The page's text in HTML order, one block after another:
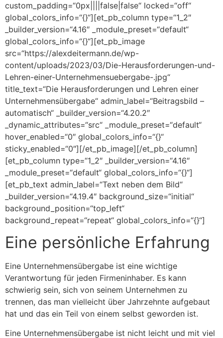
custom_padding=“0px||||false|false“ locked=“off“
global_colors_info=“{}“][et_pb_column type=“1_2″
_builder_version=“4.16″ _module_preset=“default“
global_colors_info=“{}“][et_pb_image
src=“https://alexdeitermann.de/wp-
content/uploads/2023/03/Die-Herausforderungen-und-
Lehren-einer-Unternehmensuebergabe-.jpg“
title_text=“Die Herausforderungen und Lehren einer
Unternehmensübergabe“ admin_label=“Beitragsbild –
automatisch“ _builder_version=“4.20.2″
_dynamic_attributes=“src“ _module_preset=“default“
hover_enabled=“0″ global_colors_info=“{}“
sticky_enabled=“0″][/et_pb_image][/et_pb_column]
[et_pb_column type=“1_2″ _builder_version=“4.16″
_module_preset=“default“ global_colors_info=“{}“]
[et_pb_text admin_label=“Text neben dem Bild“
_builder_version=“4.19.4″ background_size=“initial“
background_position=“top_left“
background_repeat=“repeat“ global_colors_info=“{}“]
Eine persönliche Erfahrung
Eine Unternehmensübergabe ist eine wichtige
Verantwortung für jeden Firmeninhaber. Es kann
schwierig sein, sich von seinem Unternehmen zu
trennen, das man vielleicht über Jahrzehnte aufgebaut
hat und das ein Teil von einem selbst geworden ist.
Eine Unternehmensübergabe ist nicht leicht und mit viel